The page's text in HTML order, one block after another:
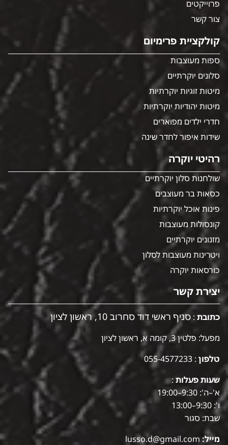
פרוייקטים
צור קשר
קולקציית פרימיום
ספות מעוצבות
סלונים יוקרתיים
מיטות זוגיות יוקרתיות
מיטות יהודיות יוקרתיות
חדרי ילדים מפוארים
שידות איפור לחדר שינה
רהיטי יוקרה
שולחנות סלון יוקרתיים
כסאות בר מעוצבים
פינות אוכל יוקרתיות
קונסולות מעוצבות
מזנונים יוקרתיים
ויטרינות מעוצבות לסלון
כורסאות יוקרה
יצירת קשר
כתובת : סניף ראשי דוד סחרוב 10, ראשון לציון
מפעל: פלטין 3, קומה א, ראשון לציון
טלפון :
055-4577233
שעות פעלות:
א'–ה': 9:30–19:00
ו': 9:30–13:00
שבת: סגור
מייל:lusso.d@gmail.com